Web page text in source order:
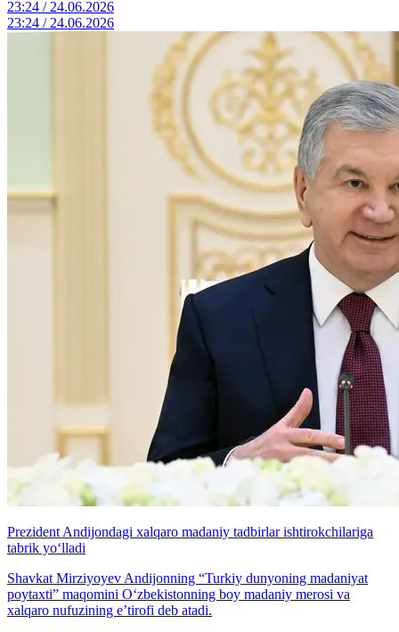
23:24 / 24.06.2026
23:24 / 24.06.2026
Prezident Andijondagi xalqaro madaniy tadbirlar ishtirokchilariga
tabrik yo‘lladi
Shavkat Mirziyoyev Andijonning “Turkiy dunyoning madaniyat
poytaxti” maqomini O‘zbekistonning boy madaniy merosi va
xalqaro nufuzining e’tirofi deb atadi.